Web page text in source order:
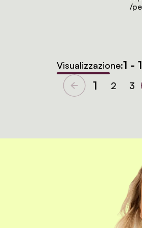
/
Visualizzazione:1 -
1 2 3